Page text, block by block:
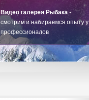
Видео галерея Рыбака -
смотрим и набираемся опыту у
профессионалов